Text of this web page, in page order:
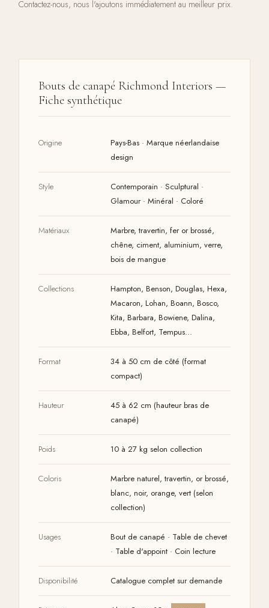
Contactez-nous, nous l'ajoutons immédiatement au meilleur prix.
Bouts de canapé Richmond Interiors —
Fiche synthétique
Origine
Pays-Bas · Marque néerlandaise
design
Style
Contemporain · Sculptural ·
Glamour · Minéral · Coloré
Matériaux
Marbre, travertin, fer or brossé,
chêne, ciment, aluminium, verre,
bois de mangue
Collections
Hampton, Benson, Douglas, Hexa,
Macaron, Lohan, Boann, Bosco,
Kita, Barbara, Bowiene, Dalina,
Ebba, Belfort, Tempus…
Format
34 à 50 cm de côté (format
compact)
Hauteur
45 à 62 cm (hauteur bras de
canapé)
Poids 10 à 27 kg selon collection
Coloris
Marbre naturel, travertin, or brossé,
blanc, noir, orange, vert (selon
collection)
Usages
Bout de canapé · Table de chevet
· Table d'appoint · Coin lecture
Disponibilité Catalogue complet sur demande